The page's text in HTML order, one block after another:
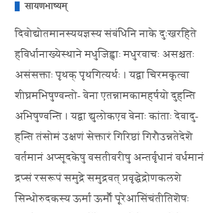
सायणभाष्यम्
दिवोद्योतमानस्ययज्ञस्य संबंधिनि नाके दुःखरहिते
हविर्धानाख्येस्थाने मधुजिह्वाः मधुरवाचः असश्चतः
असंसक्ताः पृथक् पृथगित्यर्थः । यद्वा चिरमकृत्वा
शीघ्रमभिषुण्वन्तो- वेना एतन्नामकामहर्षयो दुहन्ति
अभिषुण्वन्ति । यद्वा द्युलोकएव वेनाः कांताः देवादु-
हन्ति तंसोमं उक्षणं सेक्तारं गिरिष्ठां गिरौउन्नतेदेशॆ
वर्तमानं अप्सूदकेषु वसतीवरीषु अन्तर्वृधानं वर्धमानं
द्रप्सं रसरूपं समुद्रे समुद्रवत् प्रवृद्धेद्रोणकलशे
सिन्धोरुदकस्य ऊर्मा ऊर्मौ पूरेआसिंचंतीतिशॆषः